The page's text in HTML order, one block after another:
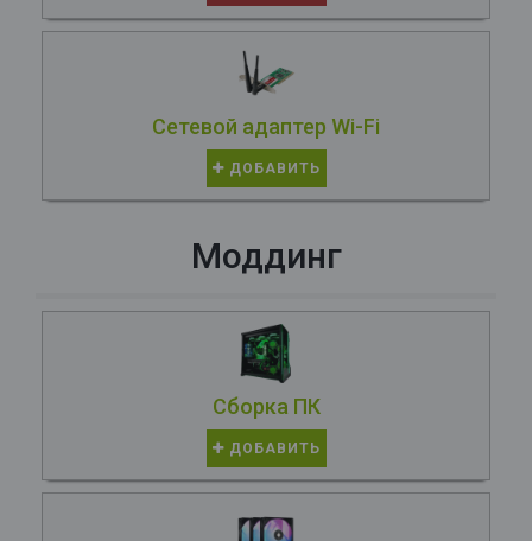
Сетевой адаптер Wi-Fi
ДОБАВИТЬ
Моддинг
Сборка ПК
ДОБАВИТЬ